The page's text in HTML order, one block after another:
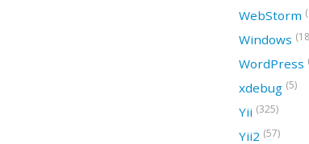
WebStorm
Windows
WordPress
xdebug (5)
Yii (325)
Yii2 (57)